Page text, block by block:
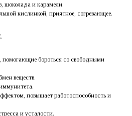
шоколада и карамели.
кислинкой, приятное, согревающее.
бороться со свободными
веществ.
повышает работоспособность и
и усталости.